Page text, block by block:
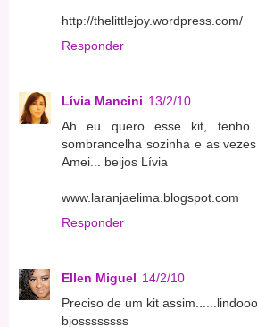
http://thelittlejoy.wordpress.com/
Responder
Lívia Mancini 13/2/10
Ah eu quero esse kit,
sombrancelha sozinha e as
Amei... beijos Lívia
www.laranjaelima.blogspot.com
Responder
Ellen Miguel 14/2/10
Preciso de um kit
bjossssssss